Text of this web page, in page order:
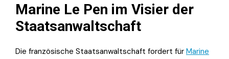
Marine Le Pen im Visier der
Staatsanwaltschaft
Die französische Staatsanwaltschaft fordert für Marine